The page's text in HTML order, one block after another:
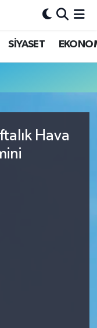
SİYASET
Hava